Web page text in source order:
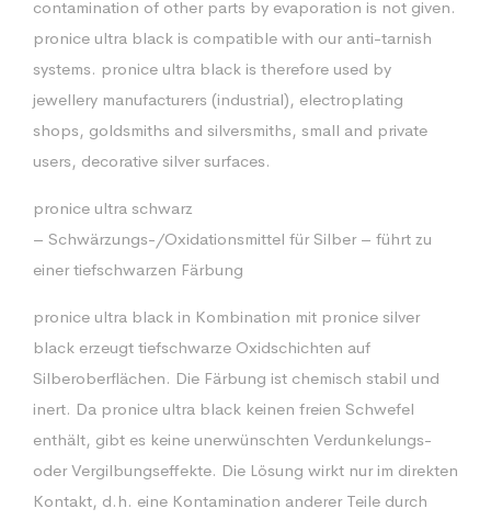
contamination of other parts by evaporation is not given.
pronice ultra black is compatible with our anti-tarnish
systems. pronice ultra black is therefore used by
jewellery manufacturers (industrial), electroplating
shops, goldsmiths and silversmiths, small and private
users, decorative silver surfaces.
pronice ultra schwarz
– Schwärzungs-/Oxidationsmittel für Silber – führt zu
einer tiefschwarzen Färbung
pronice ultra black in Kombination mit pronice silver
black erzeugt tiefschwarze Oxidschichten auf
Silberoberflächen. Die Färbung ist chemisch stabil und
inert. Da pronice ultra black keinen freien Schwefel
enthält, gibt es keine unerwünschten Verdunkelungs-
oder Vergilbungseffekte. Die Lösung wirkt nur im direkten
Kontakt, d.h. eine Kontamination anderer Teile durch